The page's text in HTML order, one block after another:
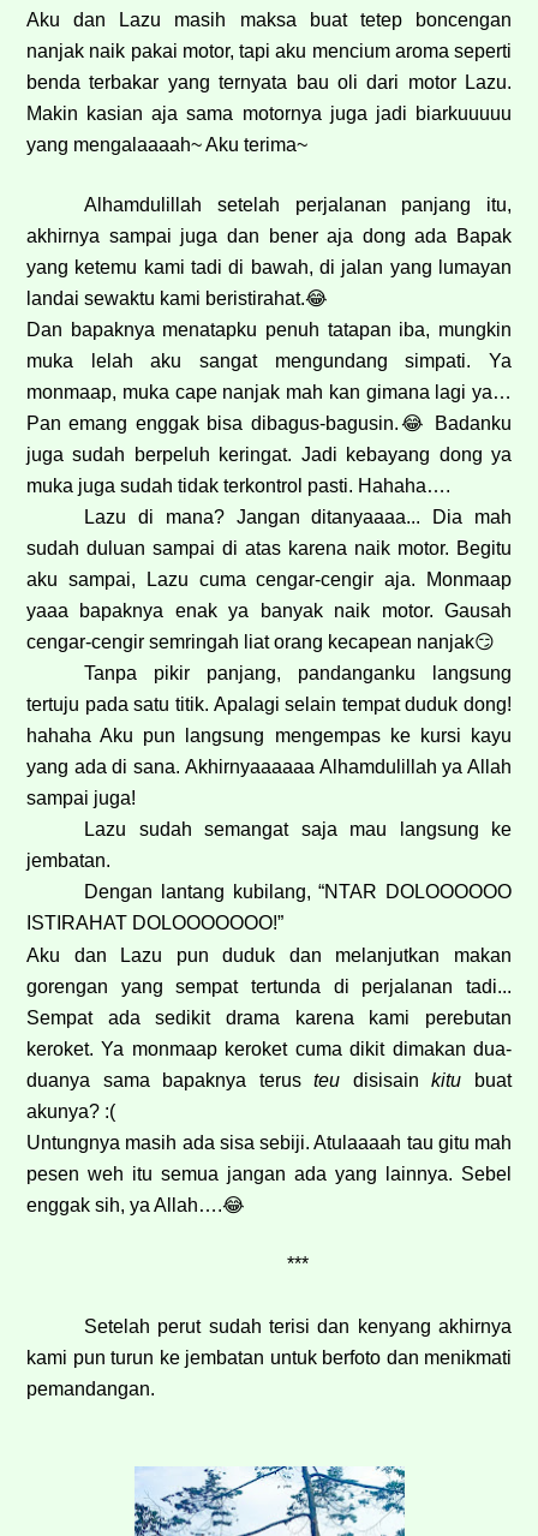
Aku dan Lazu masih maksa buat tetep boncengan
nanjak naik pakai motor, tapi aku mencium aroma seperti
benda terbakar yang ternyata bau oli dari motor Lazu.
Makin kasian aja sama motornya juga jadi biarkuuuuu
yang mengalaaaah~ Aku terima~
Alhamdulillah setelah perjalanan panjang itu,
akhirnya sampai juga dan bener aja dong ada Bapak
yang ketemu kami tadi di bawah, di jalan yang lumayan
landai sewaktu kami beristirahat.😂
Dan bapaknya menatapku penuh tatapan iba, mungkin
muka lelah aku sangat mengundang simpati. Ya
monmaap, muka cape nanjak mah kan gimana lagi ya…
Pan emang enggak bisa dibagus-bagusin.😂
Badanku
juga sudah berpeluh keringat. Jadi kebayang dong ya
muka juga sudah tidak terkontrol pasti. Hahaha….
Lazu di mana? Jangan ditanyaaaa... Dia mah
sudah duluan sampai di atas karena naik motor. Begitu
aku sampai, Lazu cuma cengar-cengir aja. Monmaap
yaaa bapaknya enak ya banyak naik motor. Gausah
cengar-cengir semringah liat orang kecapean nanjak😏
Tanpa pikir panjang, pandanganku langsung
tertuju pada satu titik. Apalagi selain tempat duduk dong!
hahaha Aku pun langsung mengempas ke kursi kayu
yang ada di sana. Akhirnyaaaaaa Alhamdulillah ya Allah
sampai juga!
Lazu sudah semangat saja mau langsung ke
jembatan.
Dengan lantang kubilang, “NTAR DOLOOOOOO
ISTIRAHAT DOLOOOOOOO!”
Aku dan Lazu pun duduk dan melanjutkan makan
gorengan yang sempat tertunda di perjalanan tadi...
Sempat ada sedikit drama karena kami perebutan
keroket. Ya monmaap keroket cuma dikit dimakan dua-
duanya sama bapaknya terusteu disisain kitu buat
akunya? :(
Untungnya masih ada sisa sebiji. Atulaaaah tau gitu mah
pesen weh itu semua jangan ada yang lainnya. Sebel
enggak sih, ya Allah….😂
***
Setelah perut sudah terisi dan kenyang akhirnya
kami pun turun ke jembatan untuk berfoto dan menikmati
pemandangan.